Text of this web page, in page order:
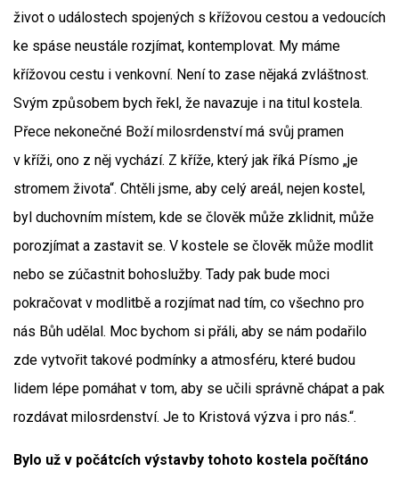
život o událostech spojených s křížovou cestou a vedoucích
ke spáse neustále rozjímat, kontemplovat. My máme
křížovou cestu i venkovní. Není to zase nějaká zvláštnost.
Svým způsobem bych řekl, že navazuje i na titul kostela.
Přece nekonečné Boží milosrdenství má svůj pramen
v kříži, ono z něj vychází. Z kříže, který jak říká Písmo „je
stromem života“. Chtěli jsme, aby celý areál, nejen kostel,
byl duchovním místem, kde se člověk může zklidnit, může
porozjímat a zastavit se. V kostele se člověk může modlit
nebo se zúčastnit bohoslužby. Tady pak bude moci
pokračovat v modlitbě a rozjímat nad tím, co všechno pro
nás Bůh udělal. Moc bychom si přáli, aby se nám podařilo
zde vytvořit takové podmínky a atmosféru, které budou
lidem lépe pomáhat v tom, aby se učili správně chápat a pak
rozdávat milosrdenství. Je to Kristová výzva i pro nás.“.
Bylo už v počátcích výstavby tohoto kostela počítáno